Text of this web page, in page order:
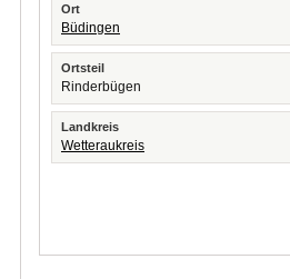
Ort
Büdingen
Ortsteil
Rinderbügen
Landkreis
Wetteraukreis